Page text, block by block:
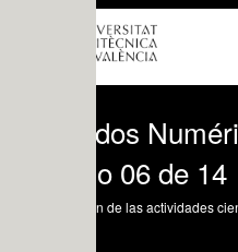
Numéricos
06 de 14
de las actividades científicas,